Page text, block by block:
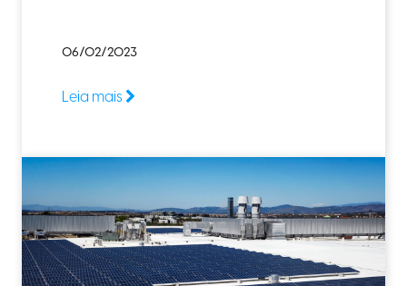
06/02/2023
Leia mais